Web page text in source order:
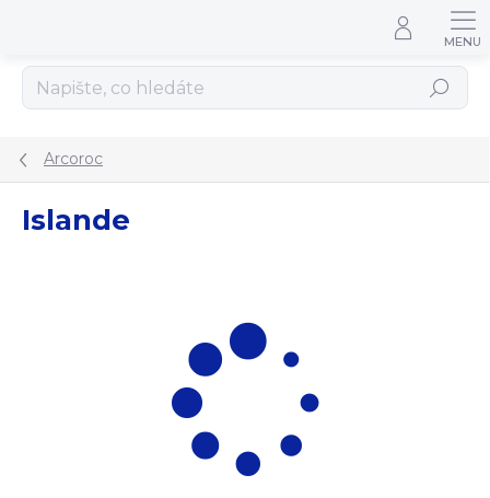
Hledat
Arcoroc
Islande